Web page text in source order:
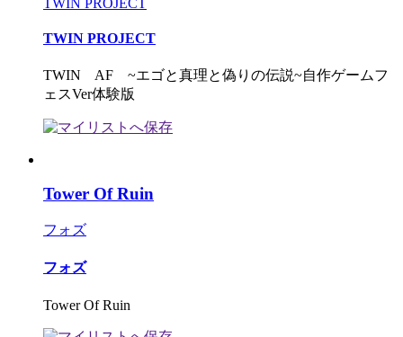
TWIN PROJECT
TWIN PROJECT
TWIN AF ~エゴと真理と偽りの伝説~自作ゲームフ
ェスVer体験版
Tower Of Ruin
フォズ
フォズ
Tower Of Ruin